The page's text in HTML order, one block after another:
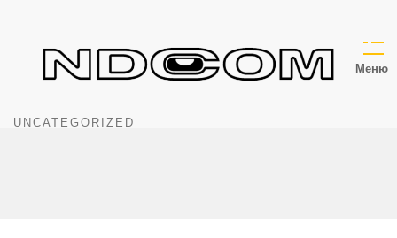
Меню
UNCATEGORIZED